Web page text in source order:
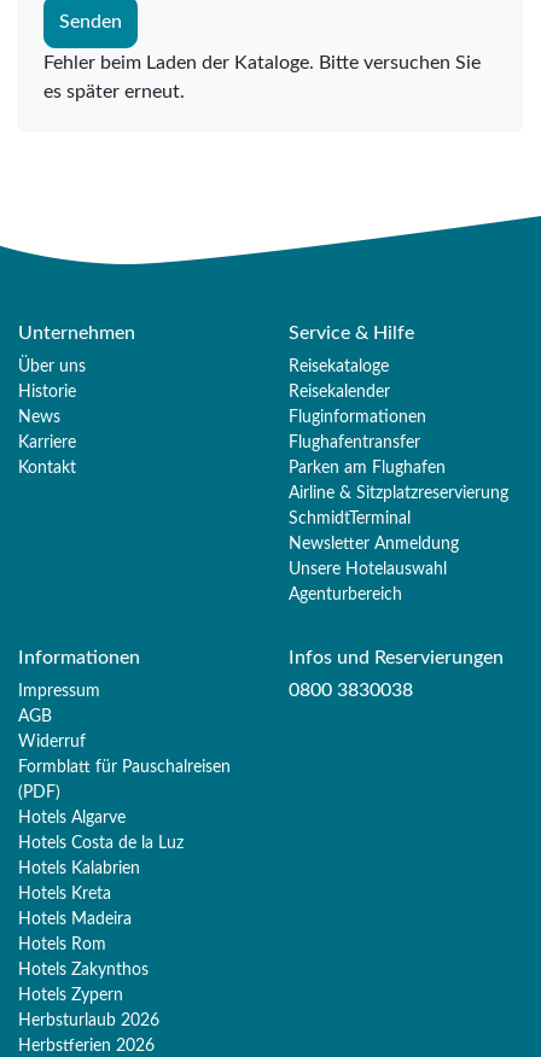
Senden
Fehler beim Laden der Kataloge. Bitte versuchen Sie
es später erneut.
Unternehmen
Über uns
Historie
News
Karriere
Kontakt
Service & Hilfe
Reisekataloge
Reisekalender
Fluginformationen
Flughafentransfer
Parken am Flughafen
Airline & Sitzplatzreservierung
SchmidtTerminal
Newsletter Anmeldung
Unsere Hotelauswahl
Agenturbereich
Informationen
Impressum
AGB
Widerruf
Formblatt für Pauschalreisen
(PDF)
Hotels Algarve
Hotels Costa de la Luz
Hotels Kalabrien
Hotels Kreta
Hotels Madeira
Hotels Rom
Hotels Zakynthos
Hotels Zypern
Herbsturlaub 2026
Herbstferien 2026
Infos und Reservierungen
0800 3830038